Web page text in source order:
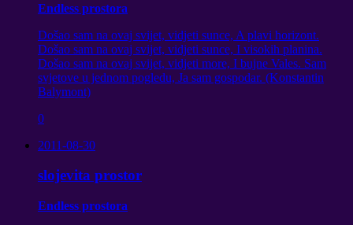
Endless prostora
Došao sam na ovaj svijet, vidjeti sunce, A plavi horizont.
Došao sam na ovaj svijet, vidjeti sunce, I visokih planina.
Došao sam na ovaj svijet, vidjeti more, I bujne Vales. Sam
svjetove u jednom pogledu, Ja sam gospodar. (Konstantin
Balymont)
0
2011-08-30
slojevita prostor
Endless prostora